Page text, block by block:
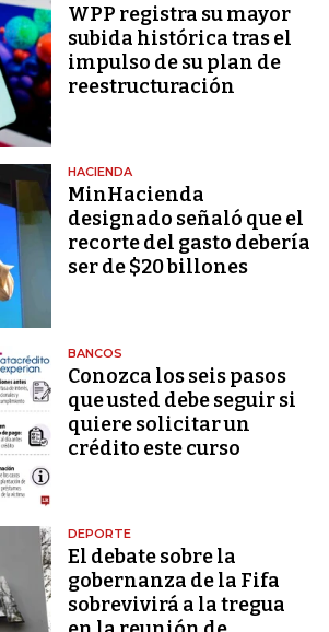
WPP registra su mayor
subida histórica tras el
impulso de su plan de
reestructuración
HACIENDA
MinHacienda
designado señaló que el
recorte del gasto debería
ser de $20 billones
BANCOS
Conozca los seis pasos
que usted debe seguir si
quiere solicitar un
crédito este curso
DEPORTE
El debate sobre la
gobernanza de la Fifa
sobrevivirá a la tregua